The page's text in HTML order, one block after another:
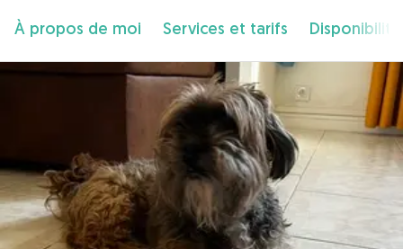
À propos de moi Services et tarifs Disponibilité